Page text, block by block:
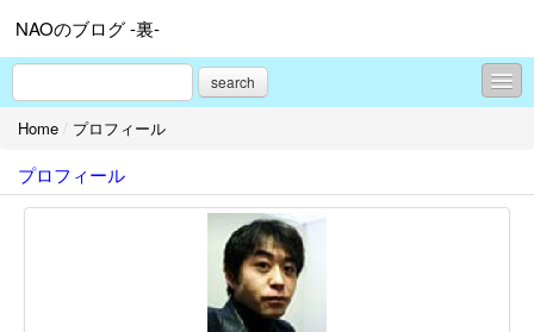
NAOのブログ -裏-
search
▼diary
▼pet
Home / プロフィール
プロフィール